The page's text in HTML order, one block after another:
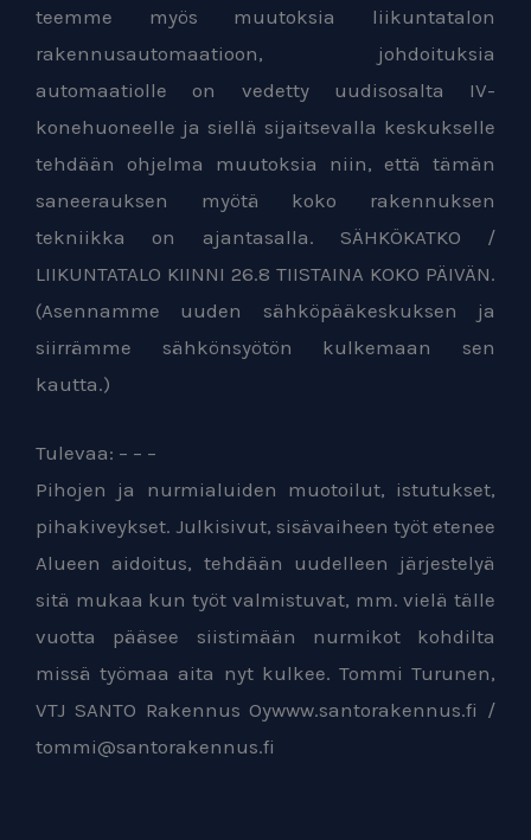
teemme myös muutoksia liikuntatalon
rakennusautomaatioon, johdoituksia
automaatiolle on vedetty uudisosalta IV-
konehuoneelle ja siellä sijaitsevalla keskukselle
tehdään ohjelma muutoksia niin, että tämän
saneerauksen myötä koko rakennuksen
tekniikka on ajantasalla. SÄHKÖKATKO /
LIIKUNTATALO KIINNI 26.8 TIISTAINA KOKO PÄIVÄN.
(Asennamme uuden sähköpääkeskuksen ja
siirrämme sähkönsyötön kulkemaan sen
kautta.)
Tulevaa: – – –
Pihojen ja nurmialuiden muotoilut, istutukset,
pihakiveykset. Julkisivut, sisävaiheen työt etenee
Alueen aidoitus, tehdään uudelleen järjestelyä
sitä mukaa kun työt valmistuvat, mm. vielä tälle
vuotta pääsee siistimään nurmikot kohdilta
missä työmaa aita nyt kulkee. Tommi Turunen,
VTJ SANTO Rakennus Oywww.santorakennus.fi /
tommi@santorakennus.fi